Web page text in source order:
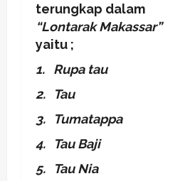
terungkap dalam
“Lontarak Makassar”
yaitu ;
1. Rupa tau
2.
Tau
3.
Tumatappa
4.
Tau Baji
5.
Tau Nia